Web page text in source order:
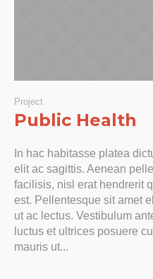
Project
Public Health
In hac habitasse platea
elit ac sagittis. Aenean
facilisis, nisl erat hendrerit
est. Pellentesque sit amet
ut ac lectus. Vestibulum
luctus et ultrices posuere
mauris ut...